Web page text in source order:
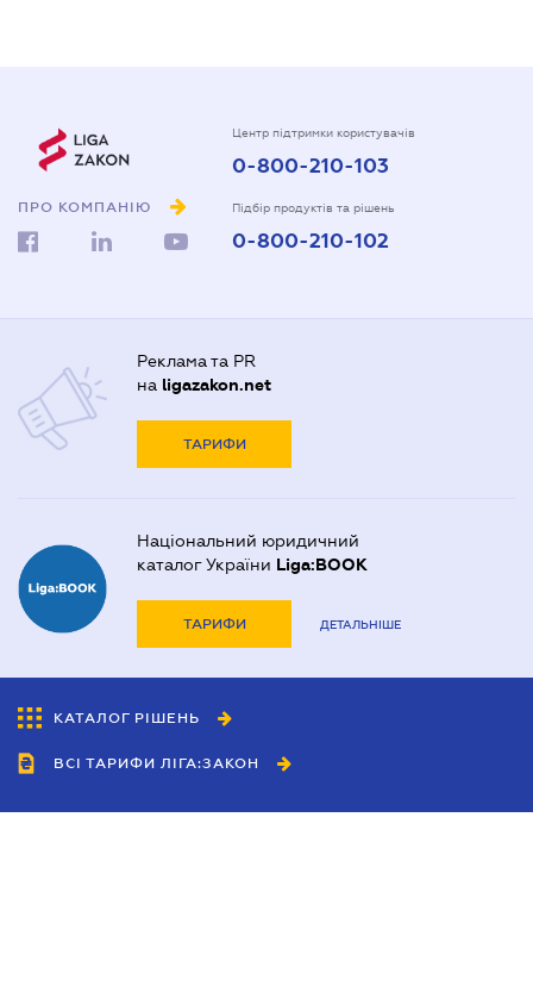
ПРО КОМПАНІЮ
Центр підтримки користувачів
0-800-210-103
Підбір продуктів та рішень
0-800-210-102
Реклама та PR
на ligazakon.net
ТАРИФИ
Національний юридичний
каталог України Liga:BOOK
ТАРИФИ ДЕТАЛЬНІШЕ
КАТАЛОГ РІШЕНЬ
ВСІ ТАРИФИ ЛІГА:ЗАКОН